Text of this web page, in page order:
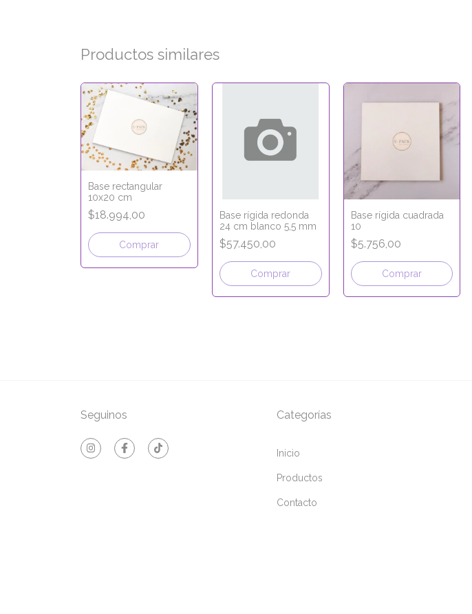
Productos similares
Base rectangular
10x20 cm
$18.994,00
Comprar
Base rígida redonda
24 cm blanco 5,5 mm
$57.450,00
Comprar
Base rígida cuadrada
10
$5.756,00
Comprar
Seguinos Categorías
Inicio
Productos
Contacto